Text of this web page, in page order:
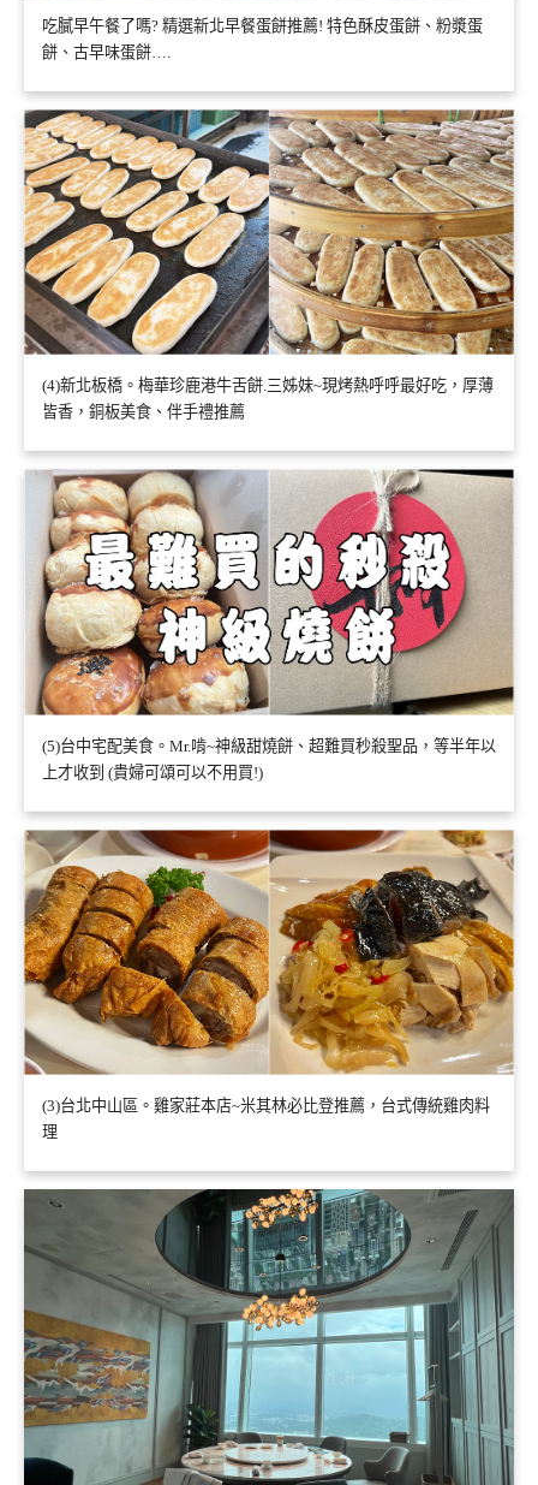
吃膩早午餐了嗎? 精選新北早餐蛋餅推薦! 特色酥皮蛋餅、粉漿蛋
餅、古早味蛋餅….
(4)新北板橋。梅華珍鹿港牛舌餅.三姊妹~現烤熱呼呼最好吃，厚薄
皆香，銅板美食、伴手禮推薦
(5)台中宅配美食。Mr.啃~神級甜燒餅、超難買秒殺聖品，等半年以
上才收到 (貴婦可頌可以不用買!)
(3)台北中山區。雞家莊本店~米其林必比登推薦，台式傳統雞肉料
理